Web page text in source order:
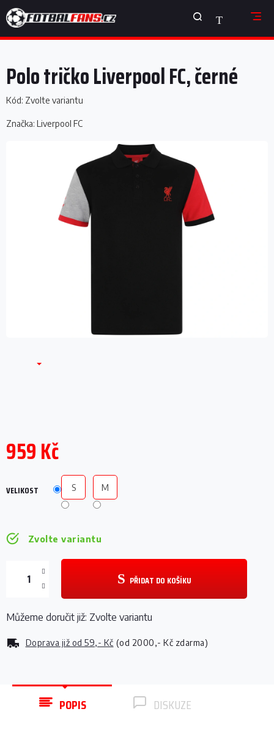
na
obsah
NÁKUPNÍ
KOŠÍK
Polo tričko Liverpool FC, černé
Kód: Zvolte variantu
Značka: Liverpool FC
959 Kč
cena:
Zvolte variantu
Doprava již od 59,- Kč (od 2000,- Kč zdarma)
VELIKOST S M
PŘIDAT DO KOŠÍKU
Můžeme doručit již: Zvolte variantu
POPIS DISKUZE